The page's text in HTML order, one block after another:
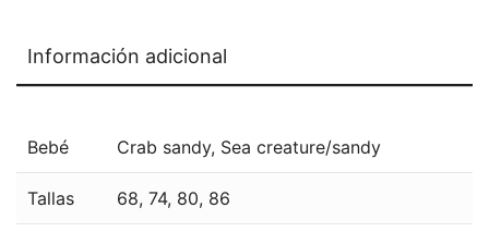
Información adicional
Bebé Crab sandy, Sea creature/sandy
Tallas 68, 74, 80, 86